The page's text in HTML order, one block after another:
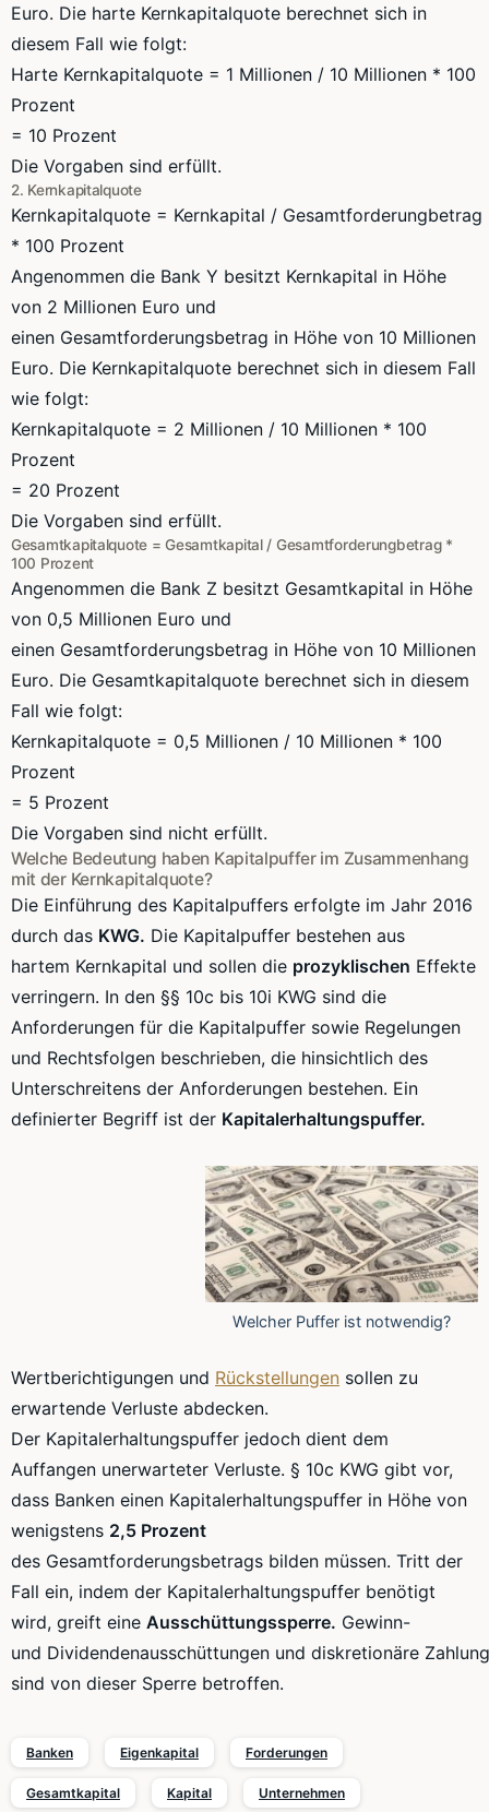
Euro. Die harte Kernkapitalquote berechnet sich in
diesem Fall wie folgt:
Harte Kernkapitalquote = 1 Millionen / 10 Millionen * 100
Prozent
= 10 Prozent
Die Vorgaben sind erfüllt.
2. Kernkapitalquote
Kernkapitalquote = Kernkapital / Gesamtforderungbetrag
* 100 Prozent
Angenommen die Bank Y besitzt Kernkapital in Höhe
von 2 Millionen Euro und
einen Gesamtforderungsbetrag in Höhe von 10 Millionen
Euro. Die Kernkapitalquote berechnet sich in diesem Fall
wie folgt:
Kernkapitalquote = 2 Millionen / 10 Millionen * 100
Prozent
= 20 Prozent
Die Vorgaben sind erfüllt.
Gesamtkapitalquote =Gesamtkapital/ Gesamtforderungbetrag*
100 Prozent
Angenommen die Bank Z besitzt Gesamtkapital in Höhe
von 0,5 Millionen Euro und
einen Gesamtforderungsbetrag in Höhe von 10 Millionen
Euro. Die Gesamtkapitalquote berechnet sich in diesem
Fall wie folgt:
Kernkapitalquote = 0,5 Millionen / 10 Millionen * 100
Prozent
= 5 Prozent
Die Vorgaben sind nicht erfüllt.
Welche Bedeutung haben Kapitalpufferim Zusammenhang
mit der Kernkapitalquote?
Die Einführung des Kapitalpuffers erfolgte im Jahr 2016
durch das KWG. Die Kapitalpuffer bestehen aus
hartem Kernkapital und sollen die prozyklischen Effekte
verringern. In den §§ 10c bis 10i KWG sind die
Anforderungen für die Kapitalpuffer sowie Regelungen
und Rechtsfolgen beschrieben, die hinsichtlich des
Unterschreitens der Anforderungen bestehen. Ein
definierter Begriff ist der Kapitalerhaltungspuffer.
Welcher Puffer ist notwendig?
Wertberichtigungen und Rückstellungen sollen zu
erwartende Verluste abdecken.
Der Kapitalerhaltungspuffer jedoch dient dem
Auffangen unerwarteter Verluste. § 10c KWG gibt vor,
dass Banken einen Kapitalerhaltungspuffer in Höhe von
wenigstens 2,5 Prozent
des Gesamtforderungsbetrags bilden müssen. Tritt der
Fall ein, indem der Kapitalerhaltungspuffer benötigt
wird, greift eine Ausschüttungssperre. Gewinn-
und Dividendenausschüttungen und diskretionäre
sind von dieser Sperre betroffen.
Banken Eigenkapital Forderungen
Gesamtkapital Kapital Unternehmen